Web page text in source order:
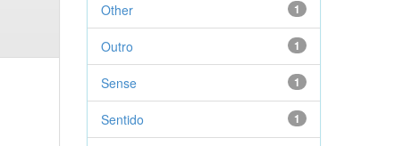
1
Other
1
Outro
1
Sense
1
Sentido